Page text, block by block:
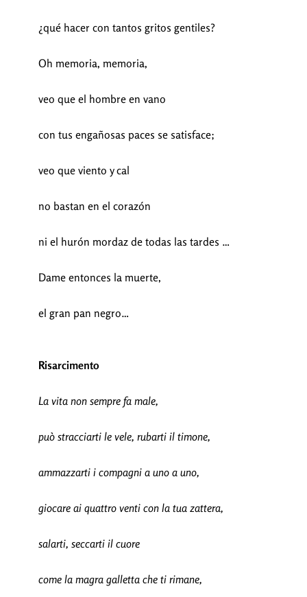
¿qué hacer con tantos gritos gentiles?
Oh memoria, memoria,
veo que el hombre en vano
con tus engañosas paces se satisface;
veo que viento y cal
no bastan en el corazón
ni el hurón mordaz de todas las tardes …
Dame entonces la muerte,
el gran pan negro…
Risarcimento
La vita non sempre fa male,
può stracciarti le vele, rubarti il timone,
ammazzarti i compagni a uno a uno,
giocare ai quattro venti con la tua zattera,
salarti, seccarti il cuore
come la magra galletta che ti rimane,